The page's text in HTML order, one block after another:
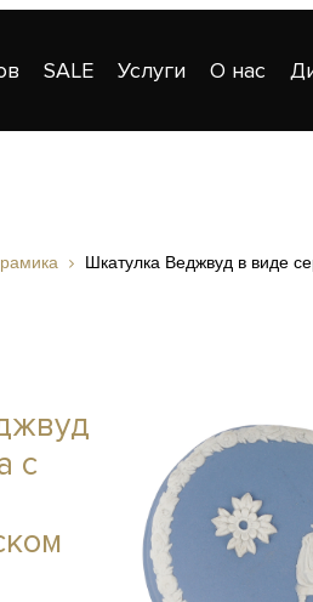
SALE Услуги О нас
Шкатулка Веджвуд в виде
с